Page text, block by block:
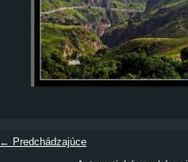
← Predchádzajúce